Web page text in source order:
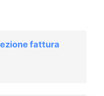
fattura